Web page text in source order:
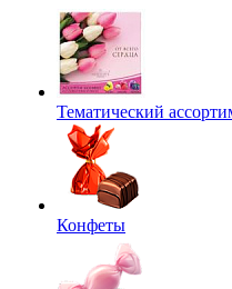
Тематический
Конфеты